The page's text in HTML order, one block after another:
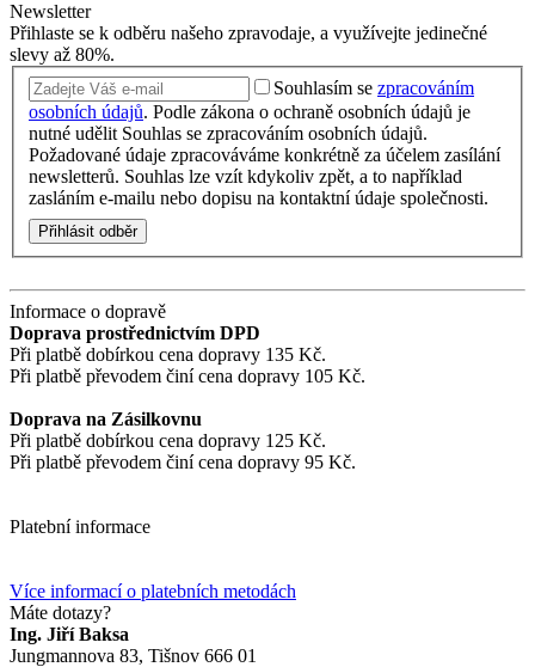
Newsletter
Přihlaste se k odběru našeho zpravodaje, a využívejte jedinečné
slevy až 80%.
Souhlasím se zpracováním
osobních údajů. Podle zákona o ochraně osobních údajů je
nutné udělit Souhlas se zpracováním osobních údajů.
Požadované údaje zpracováváme konkrétně za účelem zasílání
newsletterů. Souhlas lze vzít kdykoliv zpět, a to například
zasláním e-mailu nebo dopisu na kontaktní údaje společnosti.
Přihlásit odběr
Informace o dopravě
Doprava prostřednictvím DPD
Při platbě dobírkou cena dopravy 135 Kč.
Při platbě převodem činí cena dopravy 105 Kč.
Doprava na Zásilkovnu
Při platbě dobírkou cena dopravy 125 Kč.
Při platbě převodem činí cena dopravy 95 Kč.
Platební informace
Více informací o platebních metodách
Máte dotazy?
Ing. Jiří Baksa
Jungmannova 83, Tišnov 666 01